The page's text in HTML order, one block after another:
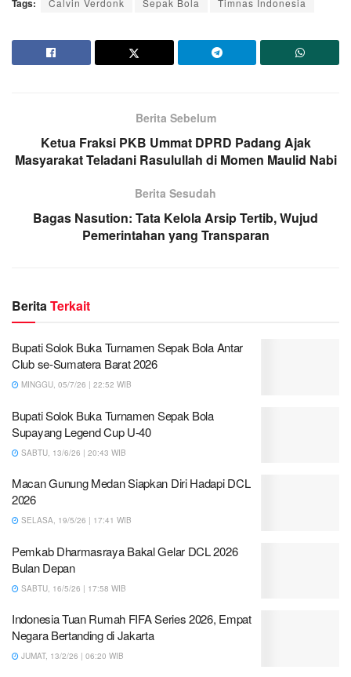
Tags: Calvin Verdonk Sepak Bola Timnas Indonesia
Berita Sebelum
Ketua Fraksi PKB Ummat DPRD Padang Ajak
Masyarakat Teladani Rasulullah di Momen Maulid Nabi
Berita Sesudah
Bagas Nasution: Tata Kelola Arsip Tertib, Wujud
Pemerintahan yang Transparan
BeritaTerkait
Bupati Solok Buka Turnamen Sepak Bola Antar
Club se-Sumatera Barat 2026
MINGGU, 05/7/26 | 22:52 WIB
Bupati Solok Buka Turnamen Sepak Bola
Supayang Legend Cup U-40
SABTU, 13/6/26 | 20:43 WIB
Macan Gunung Medan Siapkan Diri Hadapi DCL
2026
SELASA, 19/5/26 | 17:41 WIB
Pemkab Dharmasraya Bakal Gelar DCL 2026
Bulan Depan
SABTU, 16/5/26 | 17:58 WIB
Indonesia Tuan Rumah FIFA Series 2026, Empat
Negara Bertanding di Jakarta
JUMAT, 13/2/26 | 06:20 WIB